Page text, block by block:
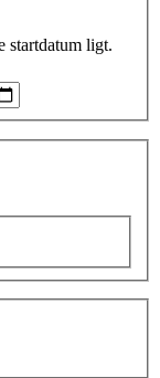
startdatum ligt.